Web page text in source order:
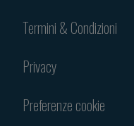
Termini & Condizioni
Privacy
Preferenze cookie